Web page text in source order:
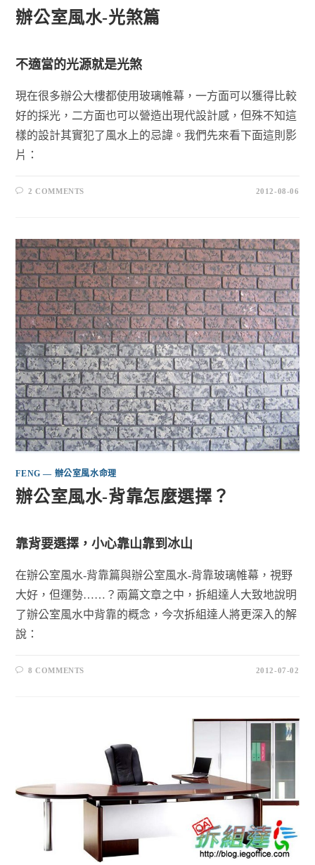
辦公室風水-光煞篇
不適當的光源就是光煞
現在很多辦公大樓都使用玻璃帷幕，一方面可以獲得比較
好的採光，二方面也可以營造出現代設計感，但殊不知這
樣的設計其實犯了風水上的忌諱。我們先來看下面這則影
片：
2 COMMENTS 2012-08-06
FENG — 辦公室風水命理
辦公室風水-背靠怎麼選擇？
靠背要選擇，小心靠山靠到冰山
在辦公室風水-背靠篇與辦公室風水-背靠玻璃帷幕，視野
大好，但運勢……？兩篇文章之中，拆組達人大致地說明
了辦公室風水中背靠的概念，今次拆組達人將更深入的解
說：
8 COMMENTS 2012-07-02